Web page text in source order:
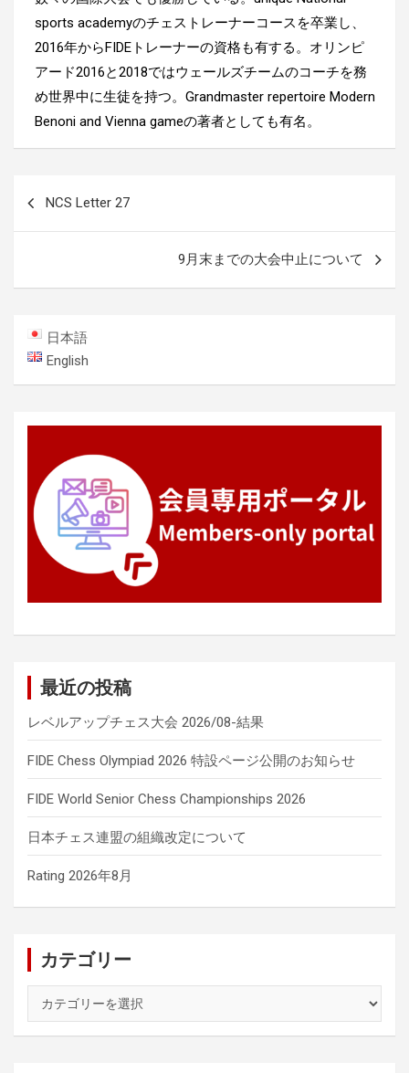
sports academyのチェストレーナーコースを卒業し、
2016年からFIDEトレーナーの資格も有する。オリンピ
アード2016と2018ではウェールズチームのコーチを務
め世界中に生徒を持つ。Grandmaster repertoire Modern
Benoni and Vienna gameの著者としても有名。
ー
シ
ョ
ン
NCS Letter 27
9月末までの大会中止について
日本語
English
最近の投稿
レベルアップチェス大会 2026/08-結果
FIDE Chess Olympiad 2026 特設ページ公開のお知らせ
FIDE World Senior Chess Championships 2026
日本チェス連盟の組織改定について
Rating 2026年8月
カテゴリー
ゴ